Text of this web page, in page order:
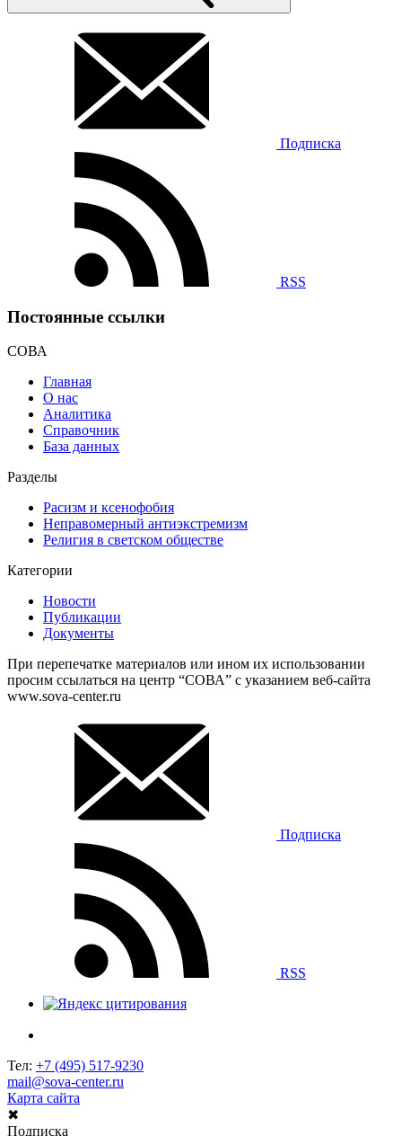
Подписка
RSS
Постоянные ссылки
СОВА
Главная
О нас
Аналитика
Справочник
База данных
Разделы
Расизм и ксенофобия
Неправомерный антиэкстремизм
Религия в светском обществе
Категории
Новости
Публикации
Документы
При перепечатке материалов или ином их использовании
просим ссылаться на центр “СОВА” с указанием веб-сайта
www.sova-center.ru
Подписка
RSS
Тел: +7 (495) 517-9230
mail@sova-center.ru
Карта сайта
✖
Подписка